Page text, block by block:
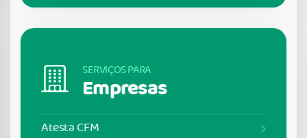
SERVIÇOS PARA
Empresas
Atesta CFM